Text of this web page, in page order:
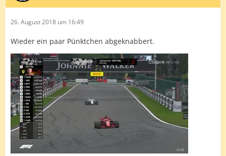
26. August 2018 um 16:49
Wieder ein paar Pünktchen abgeknabbert.